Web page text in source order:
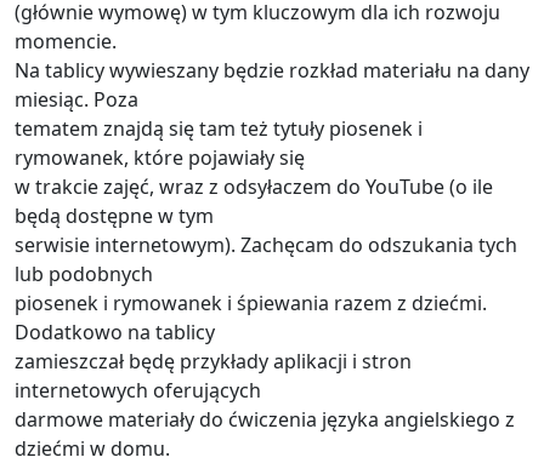
(głównie wymowę) w tym kluczowym dla ich rozwoju
momencie.
Na tablicy wywieszany będzie rozkład materiału na dany
miesiąc. Poza
tematem znajdą się tam też tytuły piosenek i
rymowanek, które pojawiały się
w trakcie zajęć, wraz z odsyłaczem do YouTube (o ile
będą dostępne w tym
serwisie internetowym). Zachęcam do odszukania tych
lub podobnych
piosenek i rymowanek i śpiewania razem z dziećmi.
Dodatkowo na tablicy
zamieszczał będę przykłady aplikacji i stron
internetowych oferujących
darmowe materiały do ćwiczenia języka angielskiego z
dziećmi w domu.